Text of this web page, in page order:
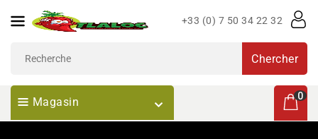
Au
+33 (0) 7 50 34 22 32
Chercher
Magasin 0
0